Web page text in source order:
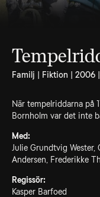
Familj | Fiktion | 2006
När tempelriddarna på
Bornholm var det inte
Med:
Julie Grundtvig Wester,
Andersen, Frederikke
Regissör:
Kasper Barfoed